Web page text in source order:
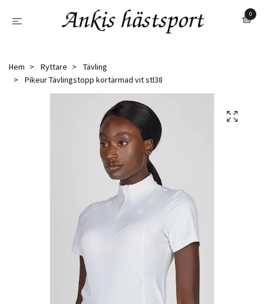
0
Hem Ryttare
Tävling
Pikeur Tävlingstopp kortärmad vit stl38